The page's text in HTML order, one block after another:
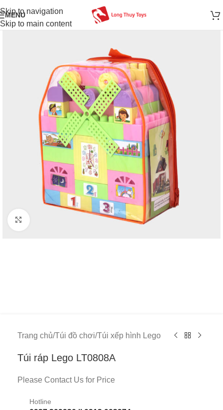
Skip to navigation
Skip to main content
MENU
Trang chủ/Túi đồ chơi/Túi xếp hình Lego
Túi ráp Lego LT0808A
Please Contact Us for Price
Hotline